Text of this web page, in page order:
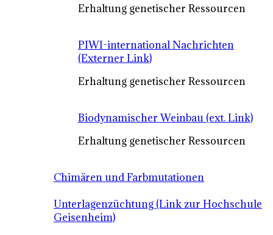
Erhaltung genetischer Ressourcen
PIWI-international Nachrichten
(Externer Link)
Erhaltung genetischer Ressourcen
Biodynamischer Weinbau (ext. Link)
Erhaltung genetischer Ressourcen
Chimären und Farbmutationen
Unterlagenzüchtung (Link zur Hochschule
Geisenheim)